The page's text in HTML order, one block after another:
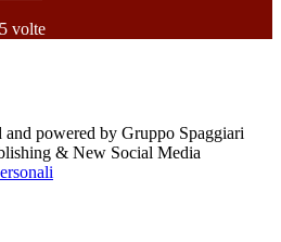
volte
powered by Gruppo Spaggiari
& New Social Media